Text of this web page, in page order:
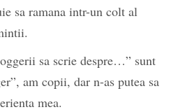
sa ramana intr-un colt al
sa scrie despre…” sunt
am copii, dar n-as putea sa
mea.